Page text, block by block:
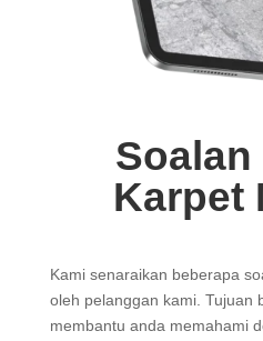
Soalan
Karpet
Kami senaraikan beberapa
oleh pelanggan kami. Tujuan
membantu anda memahami